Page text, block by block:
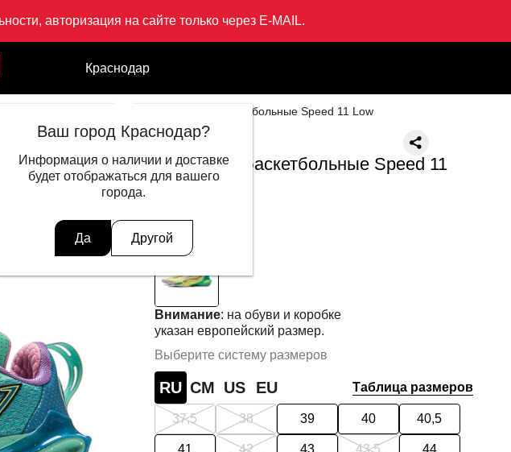
авторизация на сайте только через E-MAIL.
Краснодар
Ваш город Краснодар?
Информация о наличии и доставке
будет отображаться для вашего
города.
Да Другой
экипировка Кроссовки баскетбольные Speed 11 Low
LI-NING
Кроссовки баскетбольные Speed 11
Low
12 995 ₽
В другом цвете
Внимание: на обуви и коробке
указан европейский размер.
Выберите систему размеров
RU СМ US EU Таблица размеров
37,5 38 39 40 40,5
41 42 43 43,5 44